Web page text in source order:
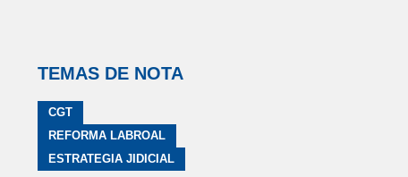
TEMAS DE NOTA
CGT
REFORMA LABROAL
ESTRATEGIA JIDICIAL